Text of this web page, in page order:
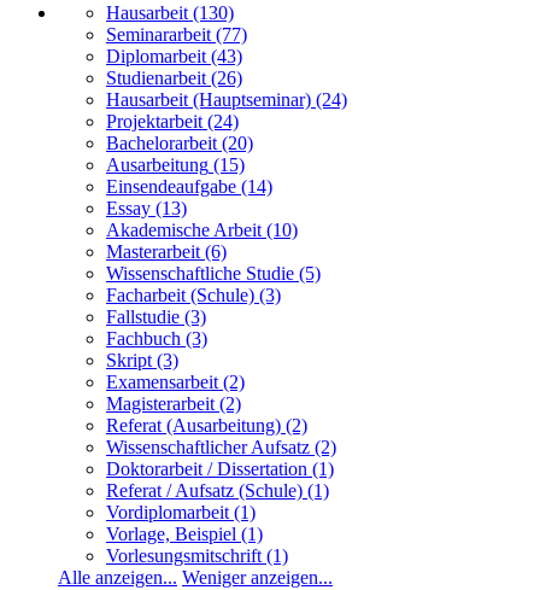
Hausarbeit (130)
Seminararbeit (77)
Diplomarbeit (43)
Studienarbeit (26)
Hausarbeit (Hauptseminar) (24)
Projektarbeit (24)
Bachelorarbeit (20)
Ausarbeitung (15)
Einsendeaufgabe (14)
Essay (13)
Akademische Arbeit (10)
Masterarbeit (6)
Wissenschaftliche Studie (5)
Facharbeit (Schule) (3)
Fallstudie (3)
Fachbuch (3)
Skript (3)
Examensarbeit (2)
Magisterarbeit (2)
Referat (Ausarbeitung) (2)
Wissenschaftlicher Aufsatz (2)
Doktorarbeit / Dissertation (1)
Referat / Aufsatz (Schule) (1)
Vordiplomarbeit (1)
Vorlage, Beispiel (1)
Vorlesungsmitschrift (1)
Alle anzeigen... Weniger anzeigen...